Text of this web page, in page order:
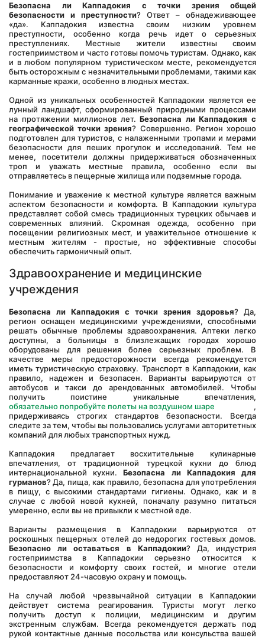
Безопасна ли Каппадокия с точки зрения общей
безопасности и преступности? Ответ – обнадеживающее
«да». Каппадокия известна своим низким уровнем
преступности, особенно когда речь идет о серьезных
преступлениях. Местные жители известны своим
гостеприимством и часто готовы помочь туристам. Однако, как
и в любом популярном туристическом месте, рекомендуется
быть осторожным с незначительными проблемами, такими как
карманные кражи, особенно в людных местах.
Одной из уникальных особенностей Каппадокии является ее
лунный ландшафт, сформированный природными процессами
на протяжении миллионов лет. Безопасна ли Каппадокия с
географической точки зрения? Совершенно. Регион хорошо
подготовлен для туристов, с налаженными тропами и мерами
безопасности для пеших прогулок и исследований. Тем не
менее, посетители должны придерживаться обозначенных
троп и уважать местные правила, особенно если вы
отправляетесь в пещерные жилища или подземные города.
Понимание и уважение к местной культуре является важным
аспектом безопасности и комфорта. В Каппадокии культура
представляет собой смесь традиционных турецких обычаев и
современных влияний. Скромная одежда, особенно при
посещении религиозных мест, и уважительное отношение к
местным жителям - простые, но эффективные способы
обеспечить гармоничный опыт.
Здравоохранение и медицинские
учреждения
Безопасна ли Каппадокия с точки зрения здоровья? Да,
регион оснащен медицинскими учреждениями, способными
решать обычные проблемы здравоохранения. Аптеки легко
доступны, а больницы в близлежащих городах хорошо
оборудованы для решения более серьезных проблем. В
качестве меры предосторожности всегда рекомендуется
иметь туристическую страховку. Транспорт в Каппадокии, как
правило, надежен и безопасен. Варианты варьируются от
автобусов и такси до арендованных автомобилей. Чтобы
получить поистине уникальные впечатления,
обязательно попробуйте полеты на воздушном шаре ,
придерживаясь строгих стандартов безопасности. Всегда
следите за тем, чтобы вы пользовались услугами авторитетных
компаний для любых транспортных нужд.
Каппадокия предлагает восхитительные кулинарные
впечатления, от традиционной турецкой кухни до блюд
интернациональной кухни. Безопасна ли Каппадокия для
гурманов? Да, пища, как правило, безопасна для употребления
в пищу, с высокими стандартами гигиены. Однако, как и в
случае с любой новой кухней, поначалу разумно питаться
умеренно, если вы не привыкли к местной еде.
Варианты размещения в Каппадокии варьируются от
Безопасно ли оставаться в Каппадокии? Да, индустрия
гостеприимства в Каппадокии серьезно относится к
безопасности и комфорту своих гостей, и многие отели
предоставляют 24-часовую охрану и помощь.
На случай любой чрезвычайной ситуации в Каппадокии
действует система реагирования. Туристы могут легко
получить доступ к полиции, медицинским и другим
экстренным службам. Всегда рекомендуется держать под
рукой контактные данные посольства или консульства вашей